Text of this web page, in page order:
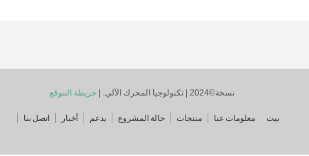
خريطة الموقع
معلومات عنا منتجات حالة المشروع يدعم أخبار اتصل بنا